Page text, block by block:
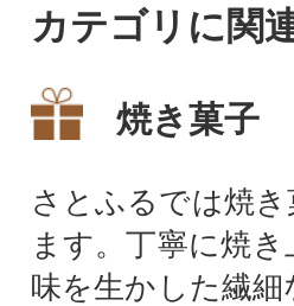
カテゴリに関
焼き菓子
さとふるでは焼
ます。丁寧に焼
味を生かした繊